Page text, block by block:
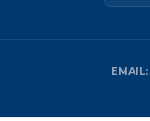
EMAIL: